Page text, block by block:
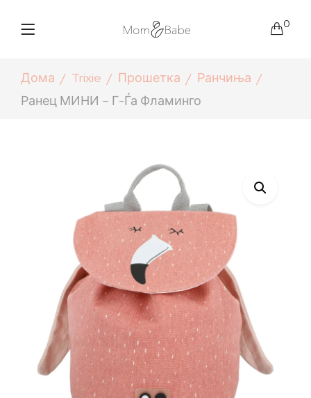
0
Дома Trixie Прошетка
Ранчиња
Ранец МИНИ – Г-Ѓа Фламинго